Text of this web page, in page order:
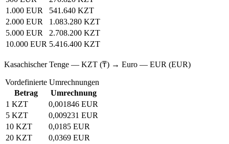
1.000 EUR
541.640 KZT
2.000 EUR
1.083.280 KZT
5.000 EUR
2.708.200 KZT
10.000 EUR 5.416.400 KZT
Kasachischer Tenge — KZT (₸) → Euro — EUR (EUR)
Vordefinierte Umrechnungen
Betrag
Umrechnung
1 KZT
0,001846 EUR
5 KZT
0,009231 EUR
10 KZT
0,0185 EUR
20 KZT
0,0369 EUR